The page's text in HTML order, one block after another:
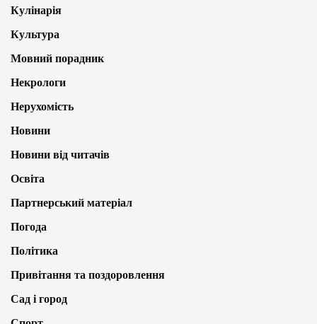
Кулінарія
Культура
Мовний порадник
Некрологи
Нерухомість
Новини
Новини від читачів
Освіта
Партнерський матеріал
Погода
Політика
Привітання та поздоровлення
Сад і город